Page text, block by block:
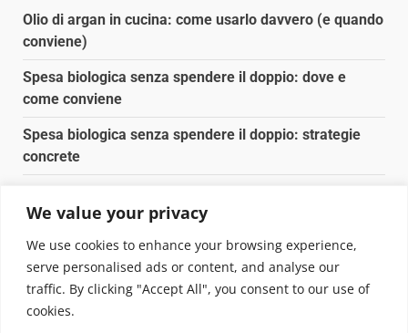
We value your privacy
We use cookies to enhance your browsing experience,
serve personalised ads or content, and analyse our
traffic. By clicking "Accept All", you consent to our use of
cookies.
Olio di argan in cucina: come usarlo davvero (e quando
conviene)
Spesa biologica senza spendere il doppio: dove e
come conviene
Spesa biologica senza spendere il doppio: strategie
concrete
Pulizia naturale della casa: 3 ingredienti che
sostituiscono 10 prodotti chimici
Copyright © 2025 Biopianeta.it proprietà di Jws Media